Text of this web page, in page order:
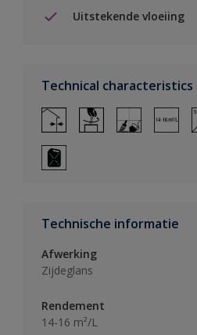
Uitstekende vloeiing
Technical characteristics
Technische informatie
Afwerking
Zijdeglans
Rendement
14-16 m²/L